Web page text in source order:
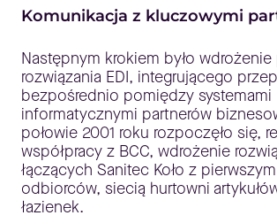
Komunikacja z kluczowymi
Następnym krokiem było wdrożenie
rozwiązania EDI, integrującego
bezpośrednio pomiędzy systemami
informatycznymi partnerów
połowie 2001 roku rozpoczęło się,
współpracy z BCC, wdrożenie
łączących Sanitec Koło z
odbiorców, siecią hurtowni
łazienek.